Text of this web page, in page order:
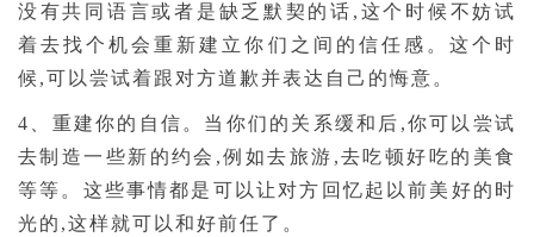
没有共同语言或者是缺乏默契的话,这个时候不妨试
着去找个机会重新建立你们之间的信任感。这个时
候,可以尝试着跟对方道歉并表达自己的悔意。
4、重建你的自信。当你们的关系缓和后,你可以尝试
去制造一些新的约会,例如去旅游,去吃顿好吃的美食
等等。这些事情都是可以让对方回忆起以前美好的时
光的,这样就可以和好前任了。